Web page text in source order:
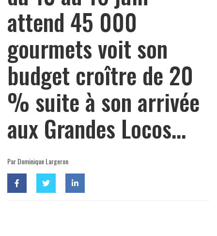
attend 45 000
gourmets voit son
budget croître de 20
% suite à son arrivée
aux Grandes Locos…
Par Dominique Largeron